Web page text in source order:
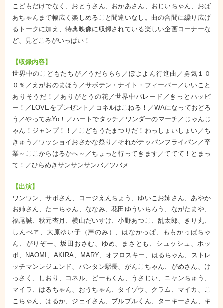
こどもだけでなく、おとうさん、おかあさん、おじいちゃん、おば
あちゃんまで幅広く楽しめること間違いなし。曲の合間に繰り広げ
るトークに加え、特典映像に収録されている楽しい企画コーナーな
ど、見どころがいっぱい！
【収録内容】
世界中のこどもたちが／うだららら／ぼよよん行進曲／勇気１０
０％／えがおのまほう／サボテン・ナイト・フィーバー／いいこと
ありそうだ！／ありがとうの花／世界中パレード／きっとハッピ
ー！／LOVEをプレゼント／コネルはこねる！／WAになっておどろ
う／やってみYo！／ハートでタッチ／ワンダーのマーチ／じゃんじ
ゃん！ジャンプ！！／こどもうたまつりだ！わっしょいしょい／ち
きゅう／ワッショイおさかな祭り／それがテッパンフライパン／卒
業～ここからはるかへ～／ちょっと行ってきます／ててて！とまっ
て！／ひらめきサンサンサンバ／ツバメ
【出演】
ワンワン、サボさん、コージえんちょう、ゆいこお姉さん、あやか
お姉さん、たーちゃん、ななみ、花田ゆういちろう、ながたまや、
福尾誠、秋元杏月、横山だいすけ、小野あつこ、乱太郎、きり丸、
しんべヱ、大原ゆい子（声のみ）、はなかっぱ、ももかっぱちゃ
ん、がりぞー、坂田おさむ、ゆめ、まさとも、シュッシュ、ポッ
ポ、NAOMI、AKIRA、MARY、オフロスキー、はるちゃん、ストレ
ッチマンレジェンド、パンタン駅長、がんこちゃん、がめさん、け
っさく、しおり、コネル、どーもくん、うさじい、ニャンちゅう、
マイラ、はるちゃん、おうちゃん、タイゾウ、クラム、マイカ、こ
こちゃん、はるか、ジェイさん、ブルブルくん、ターキーさん、キ